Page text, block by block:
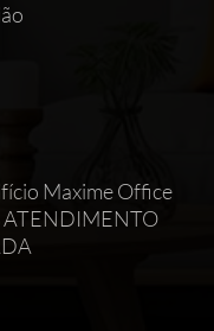
Maxime Office
ATENDIMENTO